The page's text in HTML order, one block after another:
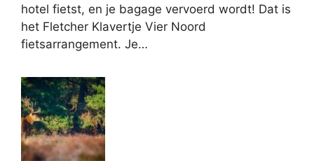
hotel fietst, en je bagage vervoerd wordt! Dat is
het Fletcher Klavertje Vier Noord
fietsarrangement. Je…